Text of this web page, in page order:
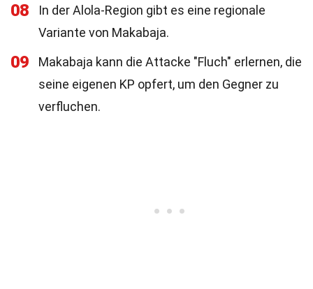
08
In der Alola-Region gibt es eine regionale
Variante von Makabaja.
09
Makabaja kann die Attacke "Fluch" erlernen, die
seine eigenen KP opfert, um den Gegner zu
verfluchen.